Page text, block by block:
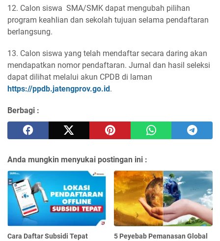
12. Calon siswa SMA/SMK dapat mengubah pilihan
program keahlian dan sekolah tujuan selama pendaftaran
berlangsung.
13. Calon siswa yang telah mendaftar secara daring akan
mendapatkan nomor pendaftaran. Jurnal dan hasil seleksi
dapat dilihat melalui akun CPDB di laman
https://ppdb.jatengprov.go.id.
Berbagi :
Anda mungkin menyukai postingan ini :
Cara Daftar Subsidi Tepat
5 Peyebab Pemanasan Global